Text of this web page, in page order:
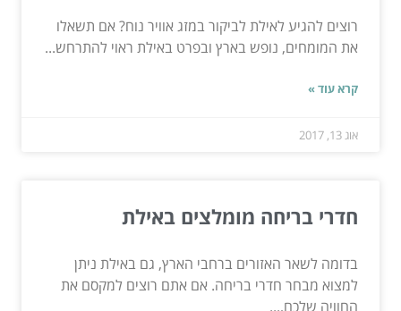
רוצים להגיע לאילת לביקור במזג אוויר נוח? אם תשאלו
את המומחים, נופש בארץ ובפרט באילת ראוי להתרחש...
קרא עוד »
אוג 13, 2017
חדרי בריחה מומלצים באילת
בדומה לשאר האזורים ברחבי הארץ, גם באילת ניתן
למצוא מבחר חדרי בריחה. אם אתם רוצים למקסם את
החוויה שלכם,...